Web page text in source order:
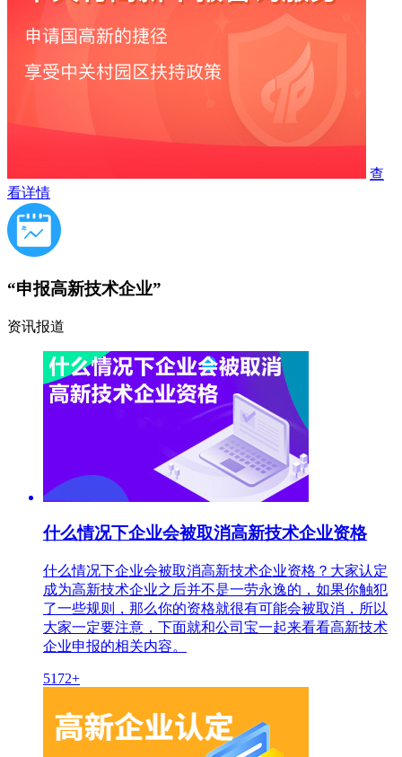
查
看详情
“申报高新技术企业”
资讯报道
什么情况下企业会被取消高新技术企业资格
什么情况下企业会被取消高新技术企业资格？大家认定
成为高新技术企业之后并不是一劳永逸的，如果你触犯
了一些规则，那么你的资格就很有可能会被取消，所以
大家一定要注意，下面就和公司宝一起来看看高新技术
企业申报的相关内容。
5172+